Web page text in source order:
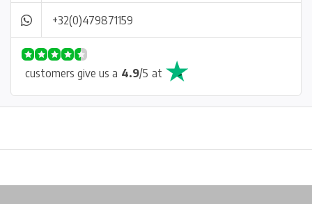
+32(0)479871159
customers give us a 4.9/5 at